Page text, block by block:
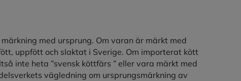
med ursprung. Om varan är märkt med
uppfött och slaktat i Sverige. Om importerat kött
inte heta ”svensk köttfärs ” eller vara märkt med
vägledning om ursprungsmärkning av